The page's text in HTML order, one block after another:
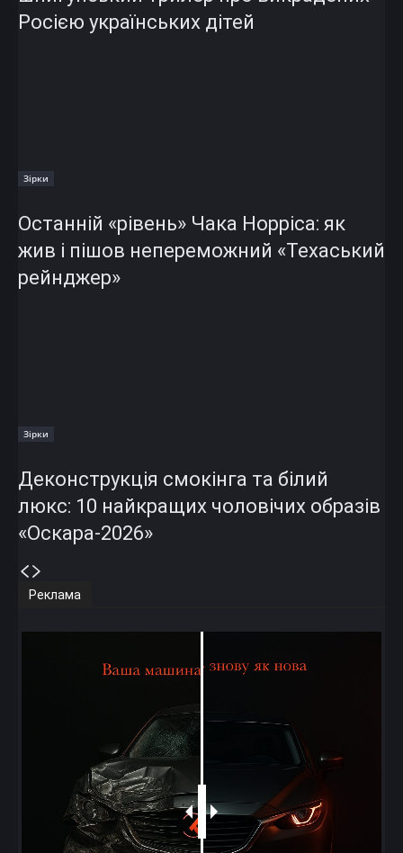
Росією українських дітей
Зірки
Останній «рівень» Чака Норріса: як
жив і пішов непереможний «Техаський
рейнджер»
Зірки
Деконструкція смокінга та білий
люкс: 10 найкращих чоловічих образів
«Оскара-2026»
Реклама